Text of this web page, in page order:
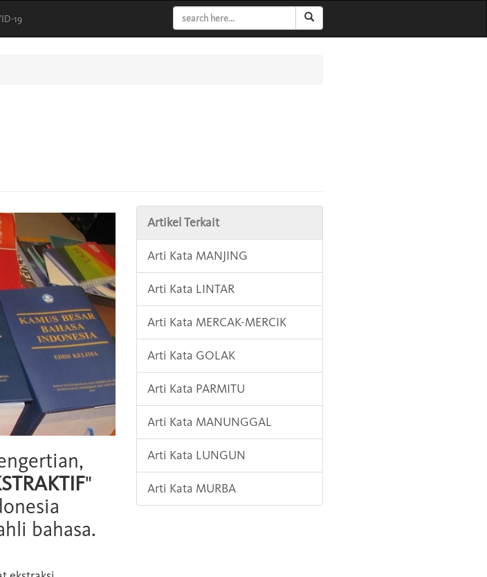
19
"
bahasa.
Artikel Terkait
Arti Kata MANJING
Arti Kata LINTAR
Arti Kata MERCAK-MERCIK
Arti Kata GOLAK
Arti Kata PARMITU
Arti Kata MANUNGGAL
Arti Kata LUNGUN
Arti Kata MURBA